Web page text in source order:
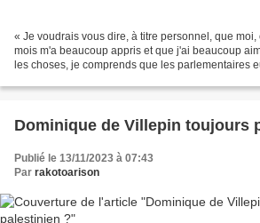
« Je voudrais vous dire, à titre personnel, que
mois m'a beaucoup appris et que j'ai beaucoup
les choses, je comprends que les parlementaires
Dominique de Villepin toujours
Publié le 13/11/2023 à 07:43
Par rakotoarison